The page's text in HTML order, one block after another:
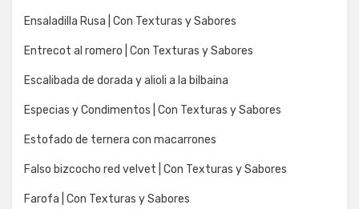
Ensaladilla Rusa | Con Texturas y Sabores
Entrecot al romero | Con Texturas y Sabores
Escalibada de dorada y alioli a la bilbaina
Especias y Condimentos | Con Texturas y Sabores
Estofado de ternera con macarrones
Falso bizcocho red velvet | Con Texturas y Sabores
Farofa | Con Texturas y Sabores